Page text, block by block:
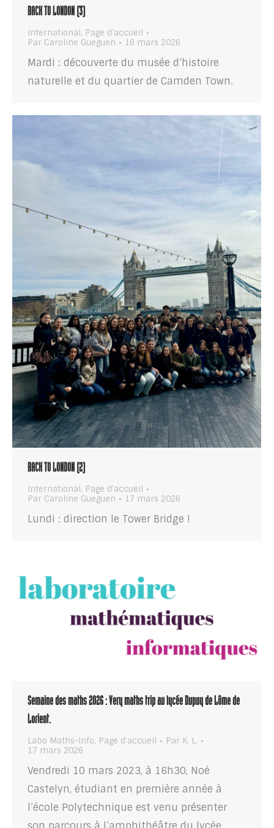
BACK TO LONDON (3)
International, Page d'accueil
Par Caroline Gueguen 18 mars 2026
Mardi : découverte du musée d’histoire
naturelle et du quartier de Camden Town.
BACK TO LONDON (2)
International, Page d'accueil
Par Caroline Gueguen 17 mars 2026
Lundi : direction le Tower Bridge !
Semaine des maths 2026 : Very maths trip au lycée Dupuy de Lôme de
Lorient.
Labo Maths-Info, Page d'accueil Par K. L.
17 mars 2026
Vendredi 10 mars 2023, à 16h30, Noé
Castelyn, étudiant en première année à
l’école Polytechnique est venu présenter